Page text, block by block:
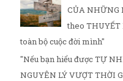
CỦA NHỮNG
theo
toàn bộ cuộc đời mình"
"Nếu bạn hiểu được TỰ
NGUYÊN LÝ VƯỢT THỜI